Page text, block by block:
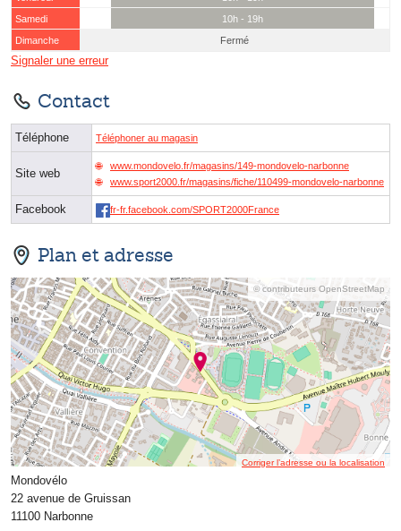
Samedi
10h - 19h
Dimanche
Fermé
Signaler une erreur
Contact
Téléphone Téléphoner au magasin
Site web
www.mondovelo.fr/magasins/149-mondovelo-narbonne
www.sport2000.fr/magasins/fiche/110499-mondovelo-narbonne
Facebook fr-fr.facebook.com/SPORT2000France
Plan et adresse
© contributeurs OpenStreetMap
Corriger l’adresse ou la localisation
Mondovélo
22 avenue de Gruissan
11100 Narbonne